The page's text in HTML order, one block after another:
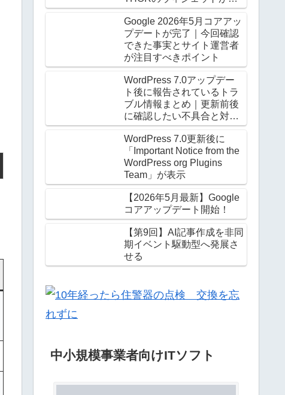
グアウト時だけ崩る
Google 2026年5月コアアッ
プデートが完了｜今回確認
できた事実とサイト運営者
が注目すべきポイント
WordPress 7.0アップデー
ト後に報告されているトラ
ブル情報まとめ｜更新前後
に確認したい不具合と対処
法
WordPress 7.0更新後に
「Important Notice from the
WordPress org Plugins
Team」が表示
【2026年5月最新】Google
コアアップデート開始！
【第9回】AI記事作成を非同
期イベント駆動型へ発展さ
せる
中小規模事業者向けITソフト